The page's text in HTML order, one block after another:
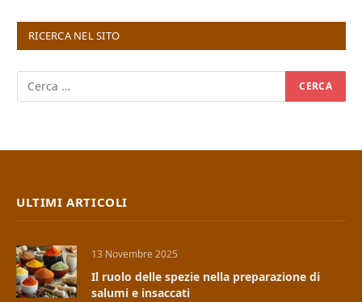
RICERCA NEL SITO
ULTIMI ARTICOLI
13 Novembre 2025
Il ruolo delle spezie nella preparazione di
salumi e insaccati